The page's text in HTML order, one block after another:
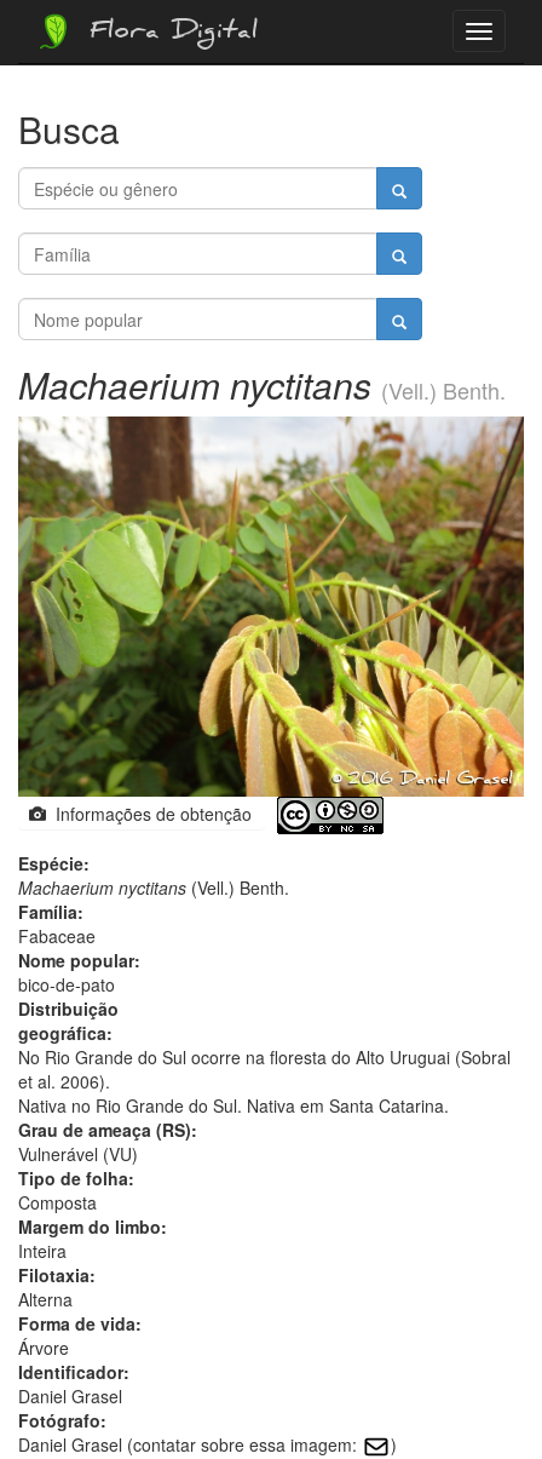
Menu
Flora Digital
Busca
Machaerium nyctitans (Vell.) Benth.
Informações de obtenção
Espécie:
Machaerium nyctitans (Vell.) Benth.
Família:
Fabaceae
Nome popular:
bico-de-pato
Distribuição
geográfica:
No Rio Grande do Sul ocorre na floresta do Alto Uruguai (Sobral
et al. 2006).
Nativa no Rio Grande do Sul. Nativa em Santa Catarina.
Grau de ameaça (RS):
Vulnerável (VU)
Tipo de folha:
Composta
Margem do limbo:
Inteira
Filotaxia:
Alterna
Forma de vida:
Árvore
Identificador:
Daniel Grasel
Fotógrafo:
Daniel Grasel (contatar sobre essa imagem:
)